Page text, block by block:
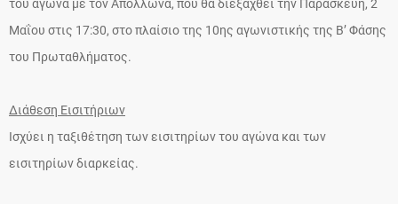
του αγώνα με τον Απόλλωνα, που θα διεξαχθεί την Παρασκευή, 2
Μαΐου στις 17:30, στο πλαίσιο της 10ης αγωνιστικής της Β’ Φάσης
του Πρωταθλήματος.
Διάθεση Εισιτήριων
Ισχύει η ταξιθέτηση των εισιτηρίων του αγώνα και των
εισιτηρίων διαρκείας.